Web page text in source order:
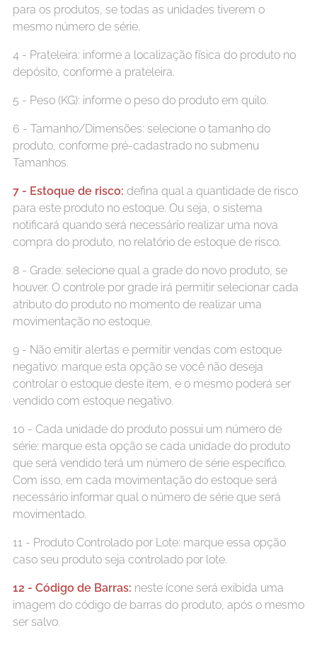
para os produtos, se todas as unidades tiverem o
mesmo número de série.
4 - Prateleira: informe a localização física do produto no
depósito, conforme a prateleira.
5 - Peso (KG): informe o peso do produto em quilo.
6 - Tamanho/Dimensões: selecione o tamanho do
produto, conforme pré-cadastrado no submenu
Tamanhos.
7 - Estoque de risco: defina qual a quantidade de risco
para este produto no estoque. Ou seja, o sistema
notificará quando será necessário realizar uma nova
compra do produto, no relatório de estoque de risco.
8 - Grade: selecione qual a grade do novo produto, se
houver. O controle por grade irá permitir selecionar cada
atributo do produto no momento de realizar uma
movimentação no estoque.
9 - Não emitir alertas e permitir vendas com estoque
negativo: marque esta opção se você não deseja
controlar o estoque deste item, e o mesmo poderá ser
vendido com estoque negativo.
10 - Cada unidade do produto possui um número de
série: marque esta opção se cada unidade do produto
que será vendido terá um número de série específico.
Com isso, em cada movimentação do estoque será
necessário informar qual o número de série que será
movimentado.
11 - Produto Controlado por Lote: marque essa opção
caso seu produto seja controlado por lote.
12 - Código de Barras: neste ícone será exibida uma
imagem do código de barras do produto, após o mesmo
ser salvo.